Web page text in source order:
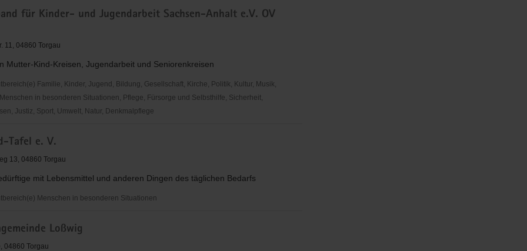
für Kinder- und Jugendarbeit Sachsen-Anhalt e.V. OV
11, 04860 Torgau
Mutter-Kind-Kreisen, Jugendarbeit und Seniorenkreisen
Familie, Kinder, Jugend, Bildung, Gesellschaft, Kirche, Politik, Kultur, Musik,
in besonderen Situationen, Pflege, Fürsorge und Selbsthilfe, Sicherheit,
Justiz, Sport, Umwelt, Natur, Denkmalpflege
Tafel e. V.
13, 04860 Torgau
mit Lebensmittel und anderen Dingen des täglichen Bedarfs
Menschen in besonderen Situationen
Loßwig
04860 Torgau